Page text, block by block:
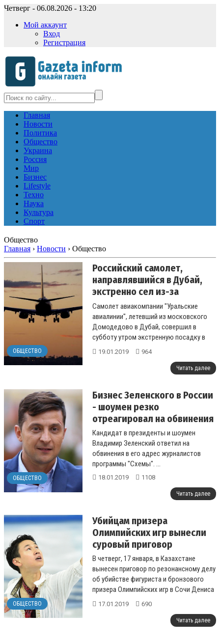
Четверг - 06.08.2026 - 13:20
Мой аккаунт
Вход
Регистрация
Главная
Новости
Политика
Общество
Украина
Россия
Мир
Бизнес
Lifestyle
Техно
Наука
Культура
Спорт
Общество
Главная › Новости › Общество
ОБЩЕСТВО
Российский самолет,
направлявшийся в Дубай,
экстренно сел из-за
отравления пассажиров
Самолет авиакомпании "Уральские
авиалинии", летевший из московского
Домодедово в Дубай, совершил в
субботу утром экстренную посадку в
Волгограде из-за пятерых пассажиров,...
19.01.2019 964
Читать далее
ОБЩЕСТВО
Бизнес Зеленского в России
- шоумен резко
отреагировал на обвинения
Кандидат в президенты и шоумен
Владимир Зеленский ответил на
обвинения в его адрес журналистов
программы "Схемы". ...
18.01.2019 1108
Читать далее
ОБЩЕСТВО
Убийцам призера
Олимпийских игр вынесли
суровый приговор
В четверг, 17 января, в Казахстане
вынесен приговор по резонансному делу
об убийстве фигуриста и бронзового
призера Олимпийских игр в Сочи Дениса
Тена (на фото). ...
17.01.2019 690
Читать далее